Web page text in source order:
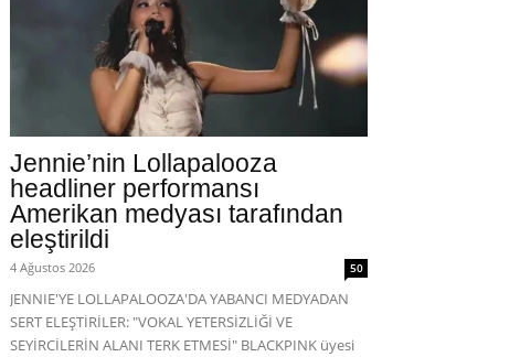
Jennie’nin Lollapalooza
headliner performansı
Amerikan medyası tarafından
eleştirildi
4 Ağustos 2026 50
JENNIE'YE LOLLAPALOOZA'DA YABANCI MEDYADAN
SERT ELEŞTİRİLER: "VOKAL YETERSİZLİĞİ VE
SEYİRCİLERİN ALANI TERK ETMESİ" BLACKPINK üyesi